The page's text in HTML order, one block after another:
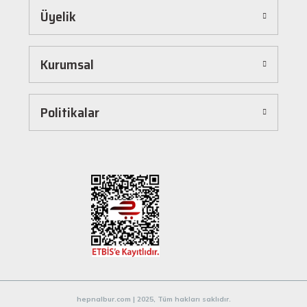
Hepnalbur.com, kullanıcı dostu arayüzü sayesinde alışverişi keyifli bir deneyime
dönüştürür. Ürünleri kategorilere göre sıralayabilir, arama kutusunu kullanarak
istediğiniz ürünü anında bulabilirsiniz. Ayrıca ürün sayfalarımızda detaylı açıklamalar ve
ürün özellikleri yer alır, böylece tercih etmek istediğiniz ürün hakkında tüm bilgilere
hızlıca siparişinizi tamamlayabilirsiniz.
Hızlı Kargo ve Güvenilir Teslimat
Hepnalbur.com olarak müşterilerimize en hızlı şekilde ürünlerini ulaştırmak için özenle
Müşteri Destek Hattı ile İletişim
Herhangi bir soru, öneri veya şikayetiniz için müşteri destek ekibimiz her zaman
hizmetinizdedir. İletişim sayfamız üzerinden bize ulaşabilir veya canlı destek
hattımızdan anında yardım alabilirsiniz. Siz değerli müşterilerimizin memnuniyeti, en
ve güvenilir alışveriş deneyimiyle ihtiyaçlarınızı karşılamak için buradayız.
Üyelik
Kurumsal
Politikalar
hepnalbur.com | 2025, Tüm hakları saklıdır.